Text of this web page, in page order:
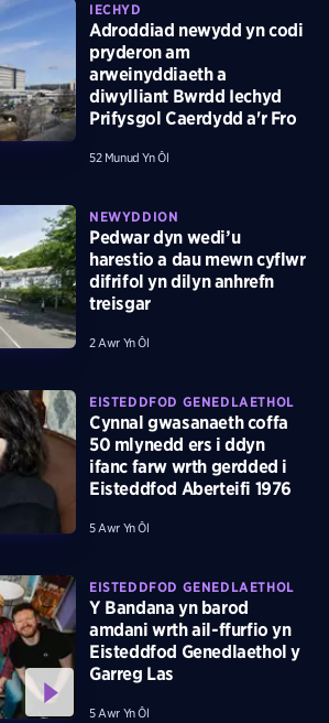
IECHYD
Adroddiad newydd yn codi
pryderon am
arweinyddiaeth a
diwylliant Bwrdd Iechyd
Prifysgol Caerdydd a'r Fro
52 Munud Yn Ôl
NEWYDDION
Pedwar dyn wedi’u
harestio a dau mewn cyflwr
difrifol yn dilyn anhrefn
treisgar
2 Awr Yn Ôl
EISTEDDFOD GENEDLAETHOL
Cynnal gwasanaeth coffa
50 mlynedd ers i ddyn
ifanc farw wrth gerdded i
Eisteddfod Aberteifi 1976
5 Awr Yn Ôl
EISTEDDFOD GENEDLAETHOL
Y Bandana yn barod
amdani wrth ail-ffurfio yn
Eisteddfod Genedlaethol y
Garreg Las
5 Awr Yn Ôl